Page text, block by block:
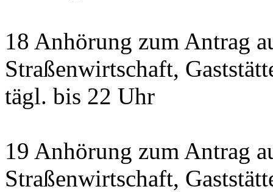
18 Anhörung zum Antrag
Straßenwirtschaft,
tägl. bis 22 Uhr
19 Anhörung zum Antrag
Straßenwirtschaft,